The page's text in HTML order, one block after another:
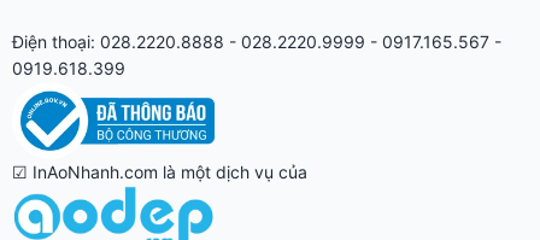
Điện thoại: 028.2220.8888 - 028.2220.9999 - 0917.165.567 -
0919.618.399
☑ InAoNhanh.com là một dịch vụ của